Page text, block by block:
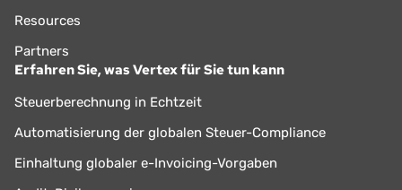
Resources
Partners
Erfahren Sie, was Vertex für Sie tun kann
Steuerberechnung in Echtzeit
Automatisierung der globalen Steuer-Compliance
Einhaltung globaler e-Invoicing-Vorgaben